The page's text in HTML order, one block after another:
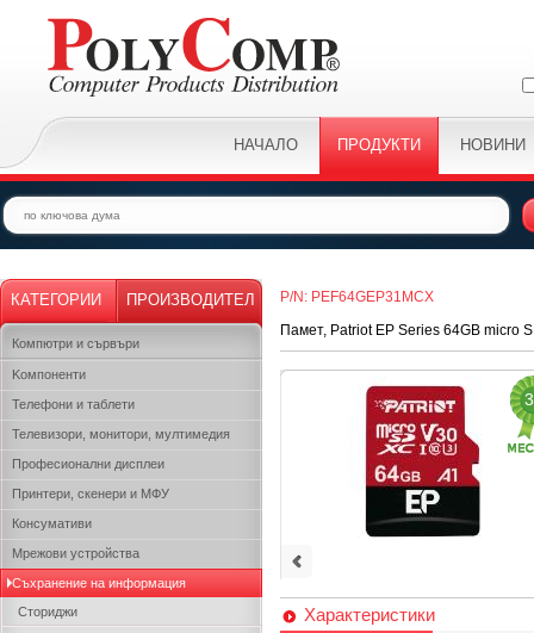
НАЧАЛО ПРОДУКТИ НОВИНИ
КАТЕГОРИИ ПРОИЗВОДИТЕЛ
Компютри и сървъри
Kомпоненти
Телефони и таблети
Телевизори, монитори, мултимедия
Професионални дисплеи
Принтери, скенери и МФУ
Консумативи
Мрежови устройства
Съхранение на информация
Сториджи
P/N: PEF64GEP31MCX
Памет, Patriot EP Series 64GB micro
Характеристики